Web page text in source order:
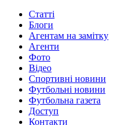
Статті
Блоги
Агентам на замітку
Агенти
Фото
Відео
Спортивні новини
Футбольні новини
Футбольна газета
Доступ
Контакти